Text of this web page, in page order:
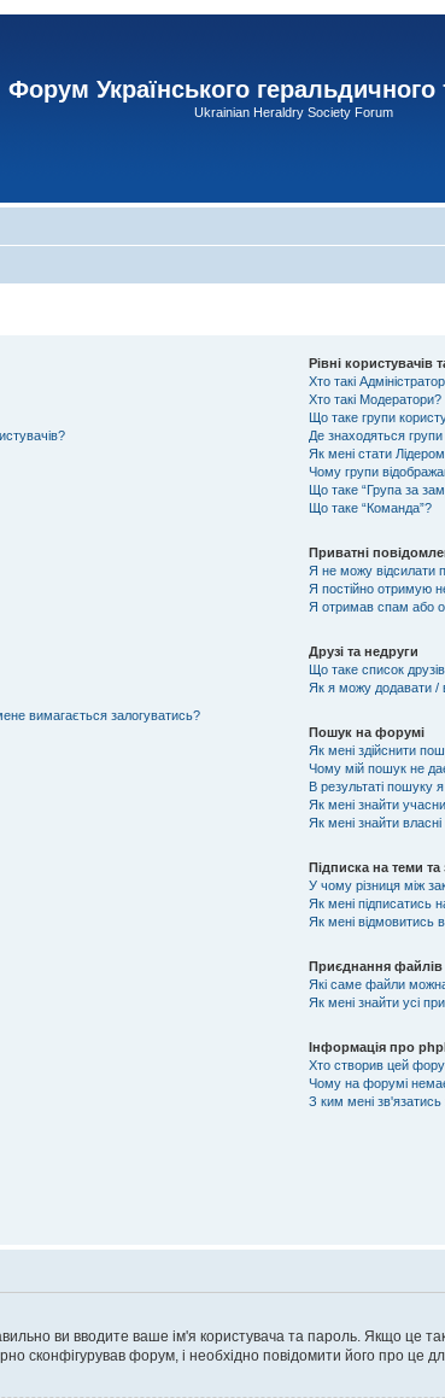
Форум Українського геральдичного
Ukrainian Heraldry Society Forum
вимагається залогуватись?
Рівні користувачів
Хто такі
Хто такі Модератори?
Що таке групи
Де знаходяться групи
Як мені стати
Чому групи
Що таке “Група за
Що таке “Команда”?
Приватні
Я не можу відсилати
Я постійно отримую
Я отримав спам або
Друзі та недруги
Що таке список
Як я можу додавати /
Пошук на форумі
Як мені здійснити
Чому мій пошук не
В результаті пошуку
Як мені знайти
Як мені знайти
Підписка на теми та
У чому різниця між
Як мені підписатись
Як мені відмовитись
Приєднання файлів
Які саме файли
Як мені знайти усі
Інформація про
Хто створив цей
Чому на форумі
З ким мені
ви вводите ваше ім'я користувача та пароль. Якщо це
сконфігурував форум, і необхідно повідомити його про це